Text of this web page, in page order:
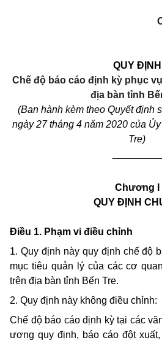
QUY ĐỊNH
Chế độ báo cáo định kỳ phục
địa bàn tỉnh
(Ban hành kèm theo Quyết định
ngày 27 tháng 4 năm 2020 của Ủy
Tre)
Chương I
QUY ĐỊNH
Điều 1. Phạm vi điều chỉnh
1. Quy định này quy định chế độ
mục tiêu quản lý của các cơ
trên địa bàn tỉnh Bến Tre.
2. Quy định này không điều chỉnh:
Chế độ báo cáo định kỳ tại các
ương quy định, báo cáo đột